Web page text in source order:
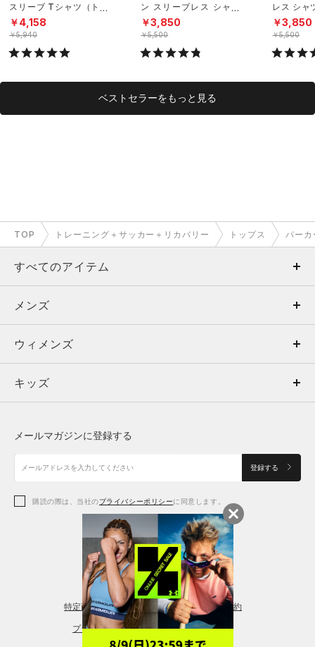
スリーブ Tシャツ（トレ
ーニング/MEN）
￥4,158
￥5,940
ン スリーブレス シャツ
（トレーニング/MEN）
￥3,850
￥5,500
レス シャ
グ/MEN）
￥3,850
￥5,500
ベストセラーをもっと見る
TOP トレーニング＋サッカー＋リカバリー トップス パー
すべてのアイテム
メンズ
ウィメンズ
キッズ
アクセサリー
メンズ
トップス
ボトムス
アクセサリー
ウィメンズ
トップス
シューズ
アクセサリー
レギンス＆タイツ
キッズ
シューズ
メールマガジンに登録する
登録する
購読の際は、当社のプライバシーポリシーに同意します。
特定商取引法に基づく通販の表記 会員規約
プライバシーポリシー